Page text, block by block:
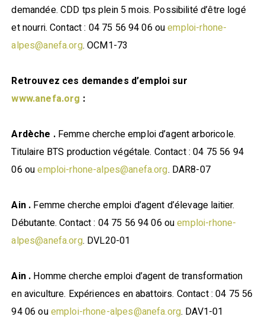
demandée. CDD tps plein 5 mois. Possibilité d’être logé
et nourri. Contact : 04 75 56 94 06 ouemploi-rhone-
alpes@anefa.org. OCM1-73
Retrouvez ces demandes d’emploi sur
www.anefa.org :
Ardèche .Femme cherche emploi d’agent arboricole.
Titulaire BTS production végétale. Contact : 04 75 56 94
06 ouemploi-rhone-alpes@anefa.org. DAR8-07
Ain . Femme cherche emploi d’agent d’élevage laitier.
Débutante. Contact : 04 75 56 94 06 ouemploi-rhone-
alpes@anefa.org. DVL20-01
Ain . Homme cherche emploi d’agent de transformation
en aviculture. Expériences en abattoirs. Contact : 04 75 56
94 06 ouemploi-rhone-alpes@anefa.org. DAV1-01